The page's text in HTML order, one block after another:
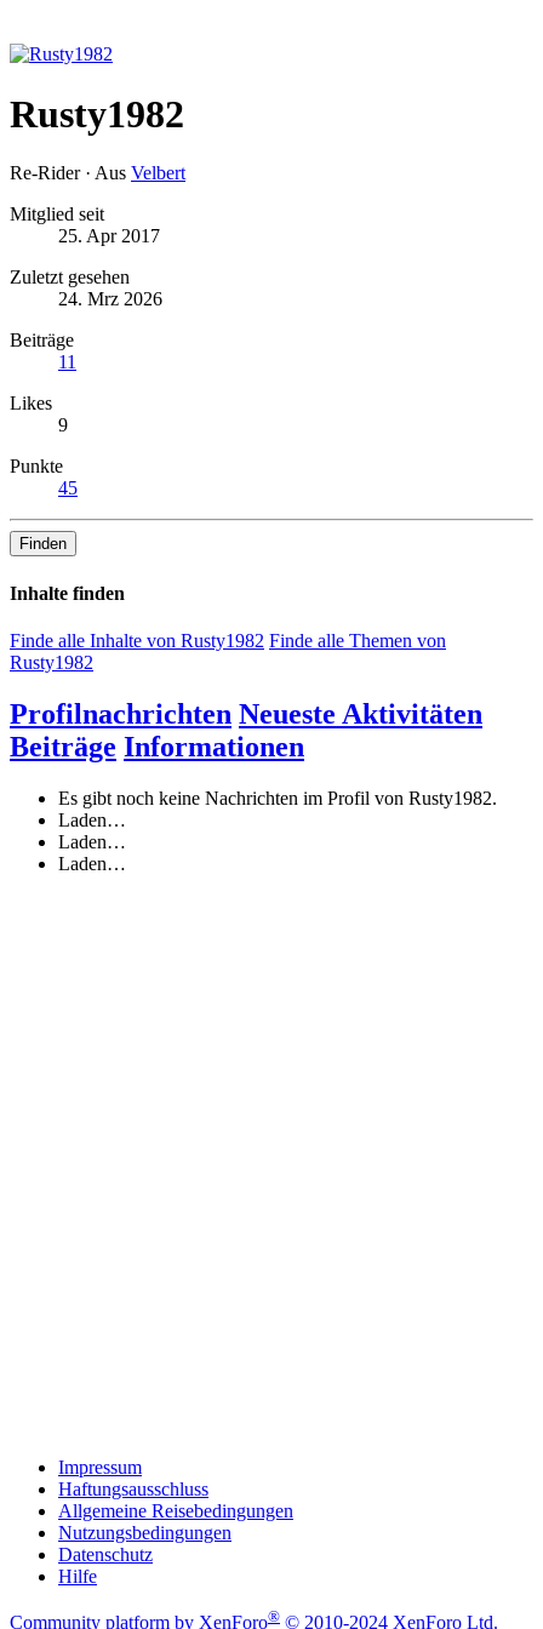
Rusty1982
Re-Rider · Aus Velbert
Mitglied seit
25. Apr 2017
Zuletzt gesehen
24. Mrz 2026
Beiträge
11
Likes
9
Punkte
45
Finden
Inhalte finden
Finde alle Inhalte von Rusty1982 Finde alle Themen von
Rusty1982
Profilnachrichten Neueste Aktivitäten
Beiträge Informationen
Es gibt noch keine Nachrichten im Profil von Rusty1982.
Laden…
Laden…
Laden…
Impressum
Haftungsausschluss
Allgemeine Reisebedingungen
Nutzungsbedingungen
Datenschutz
Hilfe
Community platform by XenForo® © 2010-2024 XenForo Ltd.